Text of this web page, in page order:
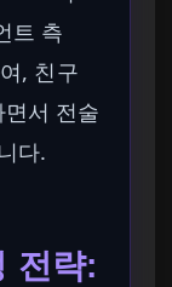
트 측
, 친구
서 전술
다.
전략: